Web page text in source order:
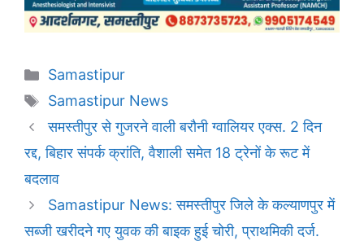
Categories
Samastipur
Tags
Samastipur News
समस्तीपुर से गुजरने वाली बरौनी ग्वालियर एक्स. 2 दिन
रद्द, बिहार संपर्क क्रांति, वैशाली समेत 18 ट्रेनों के रूट में
बदलाव
Samastipur News: समस्तीपुर जिले के कल्याणपुर में
सब्जी खरीदने गए युवक की बाइक हुई चोरी, प्राथमिकी दर्ज.